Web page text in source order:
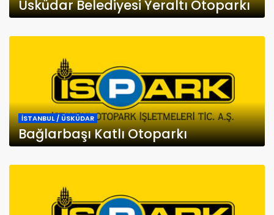
Üsküdar Belediyesi Yeraltı Otoparkı
İSTANBUL / ÜSKÜDAR
Bağlarbaşı Katlı Otoparkı